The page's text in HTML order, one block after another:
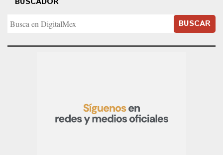
BUSCAR